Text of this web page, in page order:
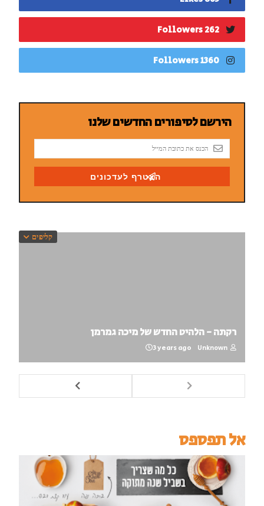
262 Followers
1360 Followers
קליפים
רקתה - הלהיט החדש של מיכה גמרמן
Unknown
3 years ago
אל תפספס